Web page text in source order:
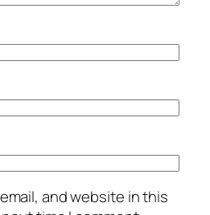
and website in this